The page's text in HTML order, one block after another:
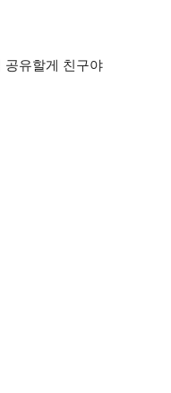
공유할게 친구야